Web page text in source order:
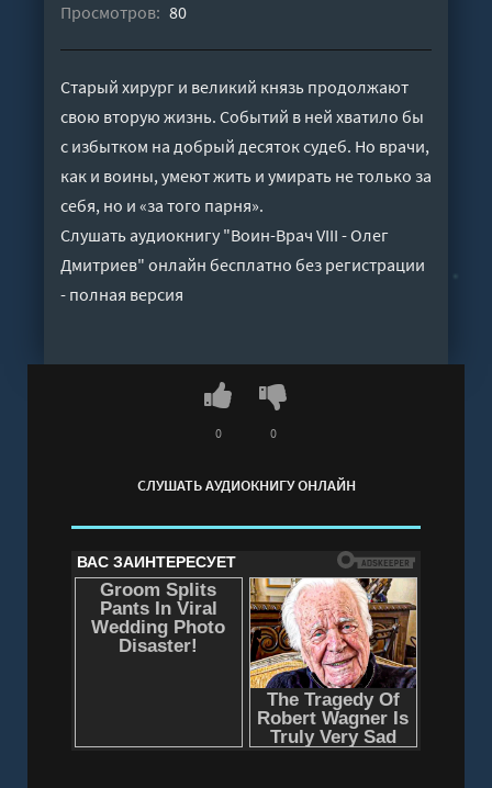
Просмотров: 80
Старый хирург и великий князь продолжают
свою вторую жизнь. Событий в ней хватило бы
с избытком на добрый десяток судеб. Но врачи,
как и воины, умеют жить и умирать не только за
себя, но и «за того парня».
Слушать аудиокнигу "Воин-Врач VIII - Олег
Дмитриев" онлайн бесплатно без регистрации
- полная версия
СЛУШАТЬ АУДИОКНИГУ ОНЛАЙН
0 0